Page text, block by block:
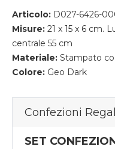
Articolo: D027-6426-
Misure: 21 x 15 x 6 cm.
centrale 55 cm
Materiale: Stampato
Colore: Geo Dark
Confezioni
SET